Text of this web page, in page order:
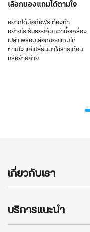
เลือกของแถมได้ตามใจ
อยากได้มือถือฟรี ต้องทำ
อย่างไร รับรองคุ้มกว่าซื้อเครื่อง
เปล่า พร้อมเลือกของแถมได้
ตามใจ แค่เปลี่ยนมาใช้รายเดือน
หรือย้ายค่าย
เกี่ยวกับเรา
บริการแนะนำ